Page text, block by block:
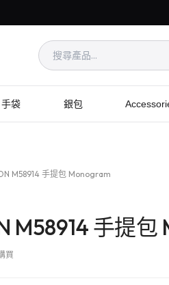
手袋 銀包
M58914 手提包 Monogram
M58914 手提
買